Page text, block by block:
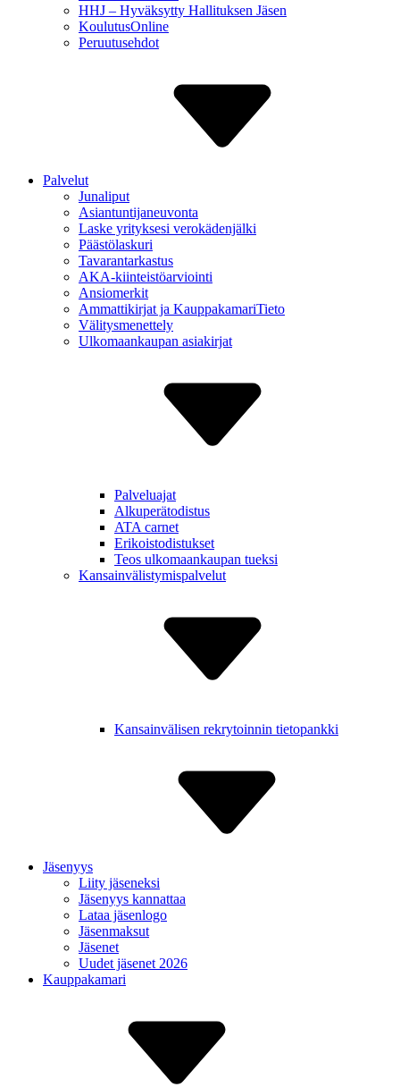
HHJ – Hyväksytty Hallituksen Jäsen
Koulutus­Online
Peruutus­ehdot
Palvelut
Junaliput
Asiantuntija­neuvonta
Laske yrityksesi verokäden­jälki
Päästölaskuri
Tavaran­tarkastus
AKA-kiinteistö­arviointi
Ansiomerkit
Ammattikirjat ja Kauppa­kamariTieto
Välitys­menettely
Ulkomaan­kaupan asiakirjat
Palveluajat
Alkuperä­todistus
ATA carnet
Erikois­todistukset
Teos ulkomaan­kaupan tueksi
Kansain­välistymis­palvelut
Kansain­välisen rekry­toinnin tietopankki
Jäsenyys
Liity jäseneksi
Jäsenyys kannattaa
Lataa jäsenlogo
Jäsenmaksut
Jäsenet
Uudet jäsenet 2026
Kauppakamari